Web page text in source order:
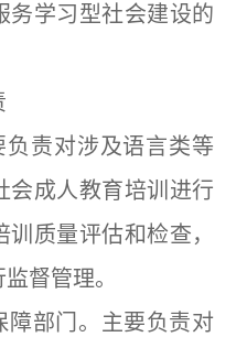
务学习型社会建设的
责对涉及语言类等
会成人教育培训进行
质量评估和检查，
督管理。
部门。主要负责对